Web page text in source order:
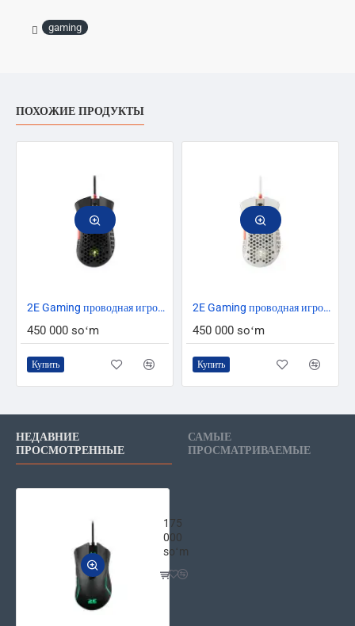
gaming
ПОХОЖИЕ ПРОДУКТЫ
2E Gaming проводная игровая мышь HyperSpeed Pro RGB Black
450 000 soʻm
Купить
2E Gaming проводная игровая мышь HyperSpeed Pro RGB Retro white
450 000 soʻm
Купить
НЕДАВНИЕ
ПРОСМОТРЕННЫЕ
САМЫЕ
ПРОСМАТРИВАЕМЫЕ
175
000
soʻm